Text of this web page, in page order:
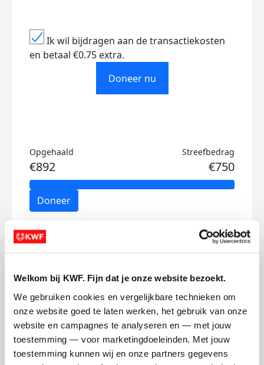
Welkom bij KWF. Fijn dat je onze website bezoekt.
We gebruiken cookies en vergelijkbare technieken om
onze website goed te laten werken, het gebruik van onze
website en campagnes te analyseren en — met jouw
toestemming — voor marketingdoeleinden. Met jouw
toestemming kunnen wij en onze partners gegevens
Ik wil bijdragen aan de transactiekosten
en betaal €0.75 extra.
Doneer nu
Opgehaald
€892
Streefbedrag
€750
Doneer